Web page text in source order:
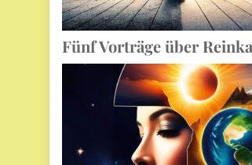
Fünf Vorträge über